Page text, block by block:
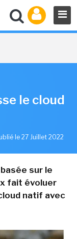
le cloud
le 27 Juillet 2022
sur le
fait évoluer
natif avec